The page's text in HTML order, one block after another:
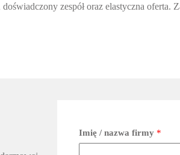
zespół oraz elastyczna oferta.
Imię / nazwa firmy *